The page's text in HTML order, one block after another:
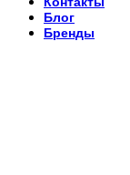
Блог
Бренды